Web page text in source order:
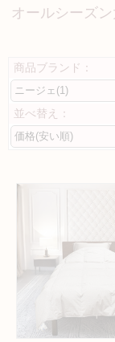
オールシーズ
商品ブランド：
並べ替え：